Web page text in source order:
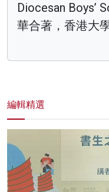
Diocesan Boys’
華合著，香港大
編輯精選